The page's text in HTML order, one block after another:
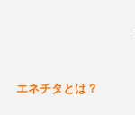
エネチタとは？